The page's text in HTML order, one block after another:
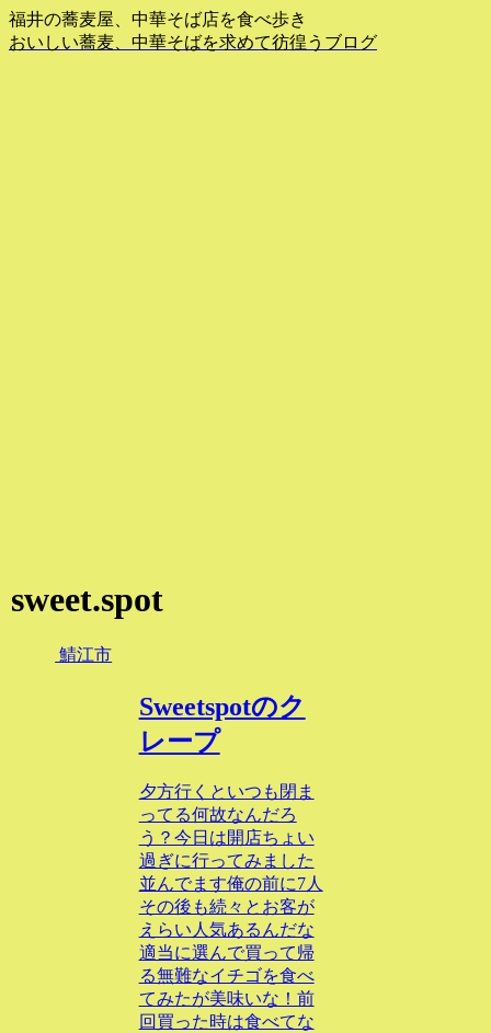
福井の蕎麦屋、中華そば店を食べ歩き
おいしい蕎麦、中華そばを求めて彷徨うブログ
sweet.spot
鯖江市
Sweetspotのク
レープ
夕方行くといつも閉ま
ってる何故なんだろ
う？今日は開店ちょい
過ぎに行ってみました
並んでます俺の前に7人
その後も続々とお客が
えらい人気あるんだな
適当に選んで買って帰
る無難なイチゴを食べ
てみたが美味いな！前
回買った時は食べてな